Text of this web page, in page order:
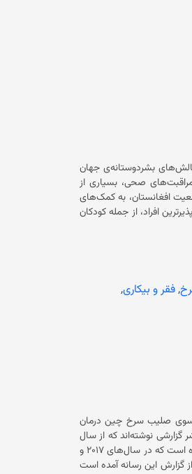
بشردوستانه‌ی جهان
مراقبت‌های صحی، بسیاری از
میلیون تن، نزدیک به نیمی از جمعیت افغانستان، به کمک‌های
افراد، از جمله کودکان
خانواده‌ها را آواره و
ناشی از بی‌ثباتی اقتصادی،
,فقر و بیکاری,
سوی صلیب سرخ چین درمان
به چین هستند. رسانه‌های چینی روز (یک‌شنبه، ۲۵ عقرب) با نشر گزارشی نوشته‌اند که از سال
۲۰۱۸ میلادی تا اکنون صدها کودک به چین منتقل شده و جراحی قلب شده‌اند. رسانه‌ی «Xinhua» گزارش داده است که در سال‌های ۲۰۱۷ و
در شهر شین‌جیانگ توسط داکتران قلب درمان شدند. در بخشی از گزارش این رسانه آمده است